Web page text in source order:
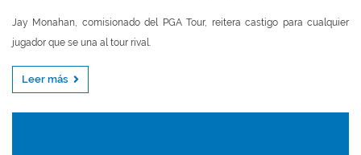
Jay Monahan, comisionado del PGA Tour, reitera castigo para cualquier
jugador que se una al tour rival.
Leer más